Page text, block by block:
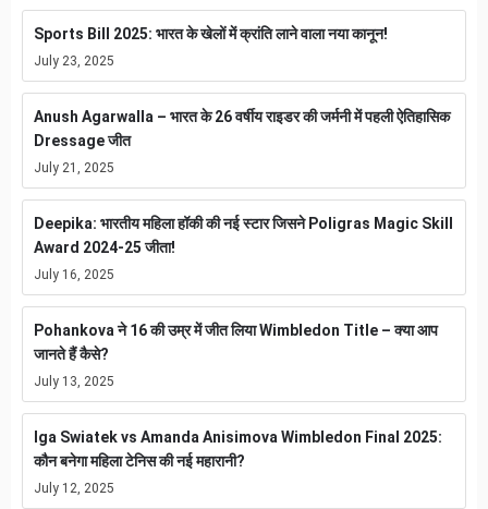
Sports Bill 2025: भारत के खेलों में क्रांति लाने वाला नया कानून!
July 23, 2025
Anush Agarwalla – भारत के 26 वर्षीय राइडर की जर्मनी में पहली ऐतिहासिक
Dressage जीत
July 21, 2025
Deepika: भारतीय महिला हॉकी की नई स्टार जिसने Poligras Magic Skill
Award 2024-25 जीता!
July 16, 2025
Pohankova ने 16 की उम्र में जीत लिया Wimbledon Title – क्या आप
जानते हैं कैसे?
July 13, 2025
Iga Swiatek vs Amanda Anisimova Wimbledon Final 2025:
कौन बनेगा महिला टेनिस की नई महारानी?
July 12, 2025